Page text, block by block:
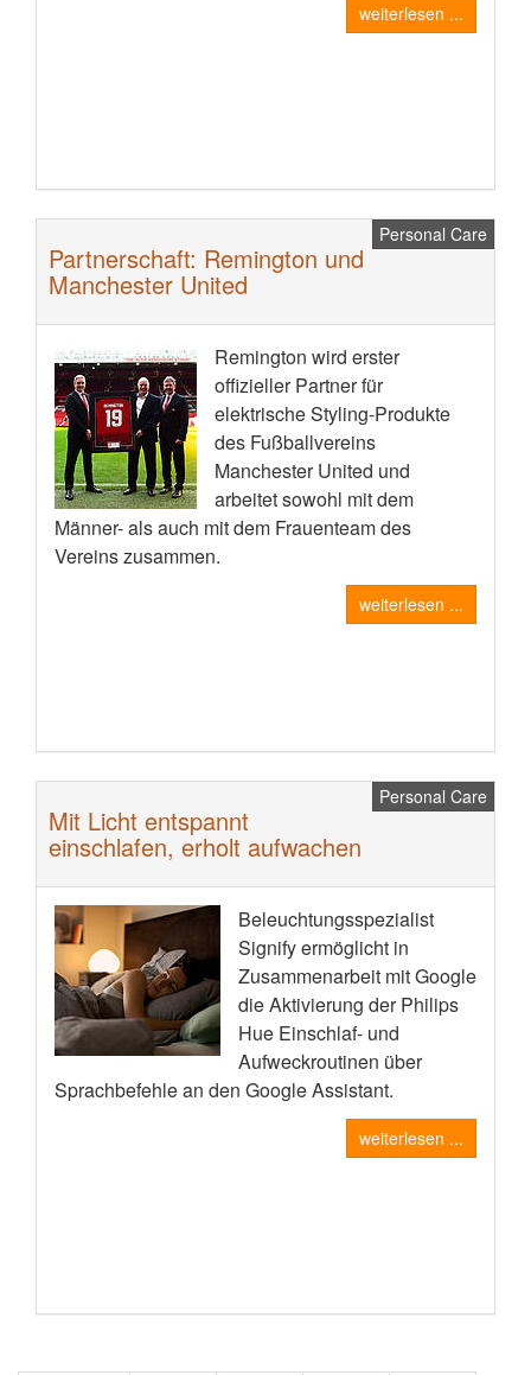
weiterlesen ...
Personal Care
Partnerschaft: Remington und
Manchester United
Remington wird erster
offizieller Partner für
elektrische Styling-Produkte
des Fußballvereins
Manchester United und
arbeitet sowohl mit dem
Männer- als auch mit dem Frauenteam des
Vereins zusammen.
weiterlesen ...
Personal Care
Mit Licht entspannt
einschlafen, erholt aufwachen
Beleuchtungsspezialist
Signify ermöglicht in
Zusammenarbeit mit Google
die Aktivierung der Philips
Hue Einschlaf- und
Aufweckroutinen über
Sprachbefehle an den Google Assistant.
weiterlesen ...